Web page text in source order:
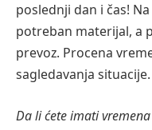
poslednji dan i čas!
potreban materijal, a
prevoz. Procena
sagledavanja situacije.
Da li ćete imati